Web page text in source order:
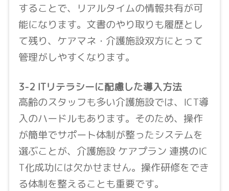
することで、リアルタイムの情報共有が可
能になります。文書のやり取りも履歴とし
て残り、ケアマネ・介護施設双方にとって
管理がしやすくなります。
3-2 ITリテラシーに配慮した導入方法
高齢のスタッフも多い介護施設では、ICT導
入のハードルもあります。そのため、操作
が簡単でサポート体制が整ったシステムを
選ぶことが、介護施設 ケアプラン 連携のIC
T化成功には欠かせません。操作研修をでき
る体制を整えることも重要です。